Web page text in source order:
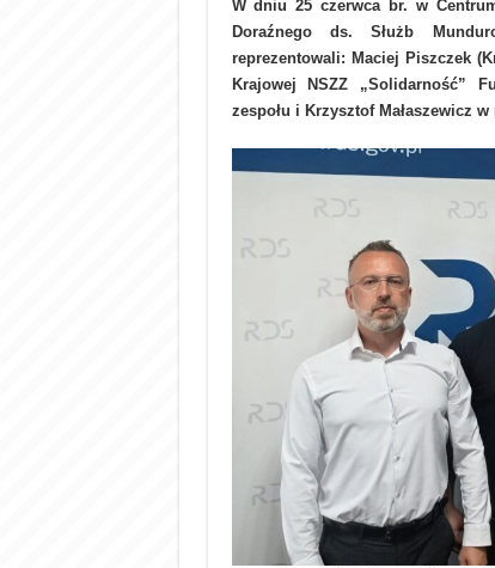
W dniu 25 czerwca br. w
Doraźnego ds. Służb
reprezentowali: Maciej Piszczek
Krajowej NSZZ „Solidarność”
zespołu i Krzysztof Małaszewicz